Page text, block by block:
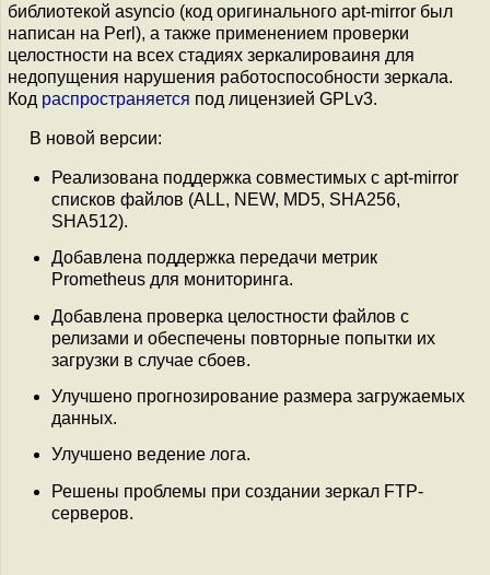
библиотекой asyncio (код оригинального apt-mirror был
написан на Perl), а также применением проверки
целостности на всех стадиях зеркалироваиня для
недопущения нарушения работоспособности зеркала.
Код распространяется под лицензией GPLv3.
В новой версии:
Реализована поддержка совместимых с apt-mirror
списков файлов (ALL, NEW, MD5, SHA256,
SHA512).
Добавлена поддержка передачи метрик
Prometheus для мониторинга.
Добавлена проверка целостности файлов с
релизами и обеспечены повторные попытки их
загрузки в случае сбоев.
Улучшено прогнозирование размера загружаемых
данных.
Улучшено ведение лога.
Решены проблемы при создании зеркал FTP-
серверов.